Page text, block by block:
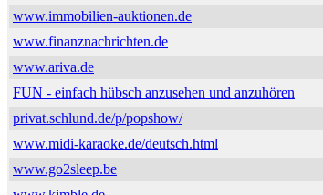
www.immobilien-auktionen.de
www.finanznachrichten.de
www.ariva.de
FUN - einfach hübsch anzusehen und anzuhören
privat.schlund.de/p/popshow/
www.midi-karaoke.de/deutsch.html
www.go2sleep.be